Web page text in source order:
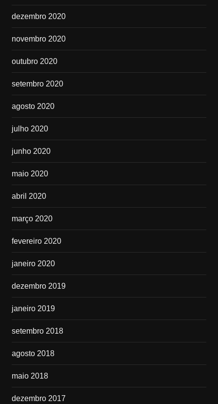
dezembro 2020
novembro 2020
outubro 2020
setembro 2020
agosto 2020
julho 2020
junho 2020
maio 2020
abril 2020
março 2020
fevereiro 2020
janeiro 2020
dezembro 2019
janeiro 2019
setembro 2018
agosto 2018
maio 2018
dezembro 2017